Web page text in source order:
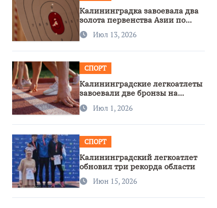
Калининградка завоевала два
золота первенства Азии по
метанию ножа
Июл 13, 2026
СПОРТ
Калининградские легкоатлеты
завоевали две бронзы на
первенстве России
Июл 1, 2026
СПОРТ
Калининградский легкоатлет
обновил три рекорда области
Июн 15, 2026